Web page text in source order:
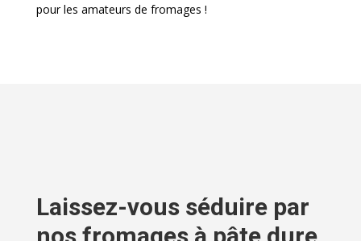
pour les amateurs de fromages !
Laissez-vous séduire par